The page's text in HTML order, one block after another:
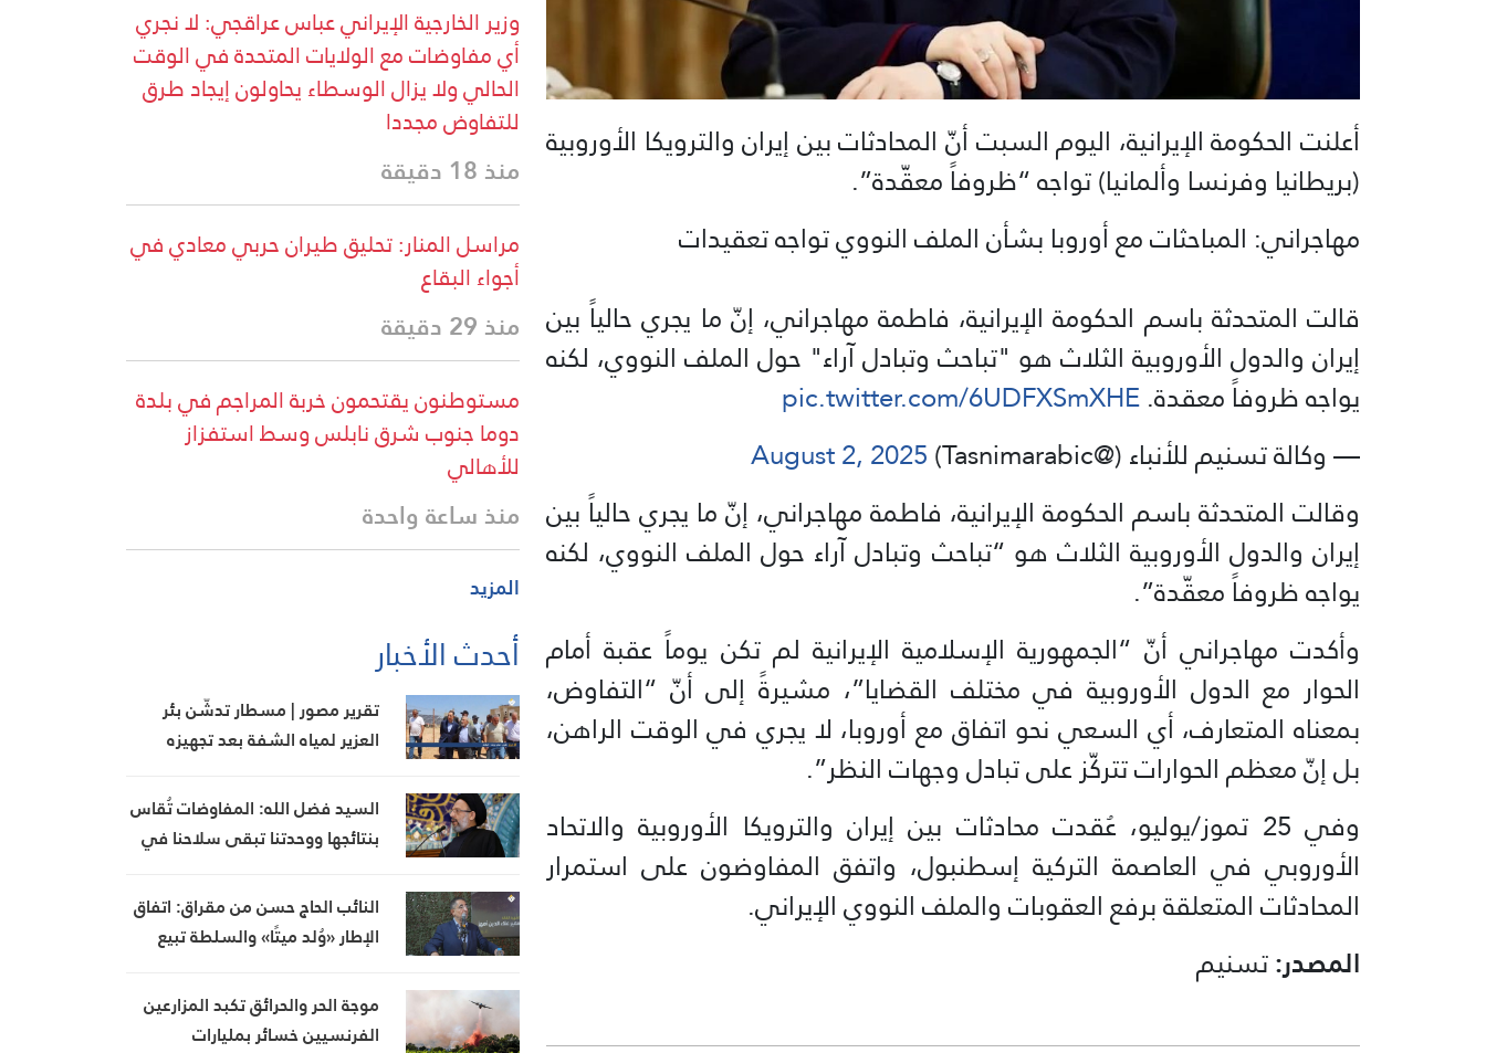
أعلنت الحكومة الإيرانية، اليوم السبت أنّ المحادثات بين إيران والترويكا الأوروبية
(بريطانيا وفرنسا وألمانيا) تواجه “ظروفاً معقّدة”.
مهاجراني: المباحثات مع أوروبا بشأن الملف النووي تواجه تعقيدات
قالت المتحدثة باسم الحكومة الإيرانية، فاطمة مهاجراني، إنّ ما يجري حالياً بين
إيران والدول الأوروبية الثلاث هو "تباحث وتبادل آراء" حول الملف النووي، لكنه
يواجه ظروفاً معقدة.pic.twitter.com/6UDFXSmXHE
— وكالة تسنيم للأنباء (@Tasnimarabic)
August 2, 2025
وقالت المتحدثة باسم الحكومة الإيرانية، فاطمة مهاجراني، إنّ ما يجري حالياً بين
إيران والدول الأوروبية الثلاث هو “تباحث وتبادل آراء حول الملف النووي، لكنه
يواجه ظروفاً معقّدة”.
وأكدت مهاجراني أنّ “الجمهورية الإسلامية الإيرانية لم تكن يوماً عقبة أمام
الحوار مع الدول الأوروبية في مختلف القضايا”، مشيرةً إلى أنّ “التفاوض،
بمعناه المتعارف، أي السعي نحو اتفاق مع أوروبا، لا يجري في الوقت الراهن،
بل إنّ معظم الحوارات تتركّز على تبادل وجهات النظر”.
وفي 25 تموز/يوليو، عُقدت محادثات بين إيران والترويكا الأوروبية والاتحاد
الأوروبي في العاصمة التركية إسطنبول، واتفق المفاوضون على استمرار
المحادثات المتعلقة برفع العقوبات والملف النووي الإيراني.
المصدر:تسنيم
وزير الخارجية الإيراني عباس عراقجي: لا نجري
أي مفاوضات مع الولايات المتحدة في الوقت
الحالي ولا يزال الوسطاء يحاولون إيجاد طرق
للتفاوض مجددا
منذ 18 دقيقة
مراسل المنار: تحليق طيران حربي معادي في
أجواء البقاع
منذ 29 دقيقة
مستوطنون يقتحمون خربة المراجم في بلدة
دوما جنوب شرق نابلس وسط استفزاز
للأهالي
منذ ساعة واحدة
المزيد
أحدث الأخبار
تقرير مصور | مسطار تدشّن بئر
العزير لمياه الشفة بعد تجهيزه
السيد فضل الله: المفاوضات تُقاس
بنتائجها ووحدتنا تبقى سلاحنا في
النائب الحاج حسن من مقراق: اتفاق
الإطار «وُلد ميتًا» والسلطة تبيع
موجة الحر والحرائق تكبد المزارعين
الفرنسيين خسائر بمليارات